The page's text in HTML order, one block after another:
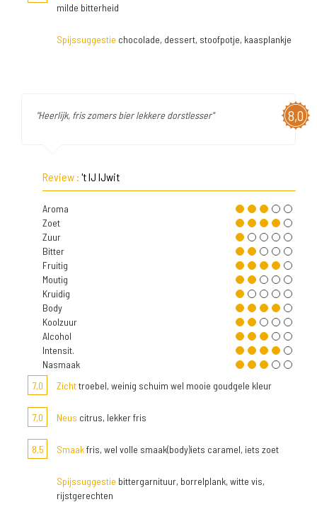
milde bitterheid
Spijssuggestie chocolade, dessert, stoofpotje, kaasplankje
8,0
"Heerlijk, fris zomers bier lekkere dorstlesser"
Review : 't IJ IJwit
Aroma
Zoet
Zuur
Bitter
Fruitig
Moutig
Kruidig
Body
Koolzuur
Alcohol
Intensit.
Nasmaak
7,0
Zichttroebel, weinig schuim wel mooie goudgele kleur
7,0 Neus citrus, lekker fris
8,5 Smaakfris, wel volle smaak(body)iets caramel, iets zoet
Spijssuggestie bittergarnituur, borrelplank, witte vis,
rijstgerechten